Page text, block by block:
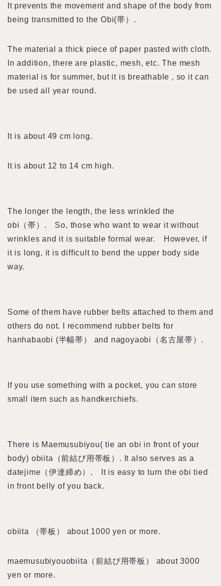
It prevents the movement and shape of the body from
being transmitted to the Obi(帯）.
The material a thick piece of paper pasted with cloth.
In addition, there are plastic, mesh, etc. The mesh
material is for summer, but it is breathable , so it can
be used all year round.
It is about 49 cm long.
It is about 12 to 14 cm high.
The longer the length, the less wrinkled the
obi（帯）. So, those who want to wear it without
wrinkles and it is suitable formal wear. However, if
it is long, it is difficult to bend the upper body side
way.
Some of them have rubber belts attached to them and
others do not. I recommend rubber belts for
hanhabaobi (半幅帯） and nagoyaobi（名古屋帯）.
If you use something with a pocket, you can store
small item such as handkerchiefs.
There is Maemusubiyou( tie an obi in front of your
body) obiita（前結び用帯板）. It also serves as a
datejime（伊達締め）. It is easy to turn the obi tied
in front belly of you back.
obiita （帯板） about 1000 yen or more.
maemusubiyouobiita（前結び用帯板） about 3000
yen or more.